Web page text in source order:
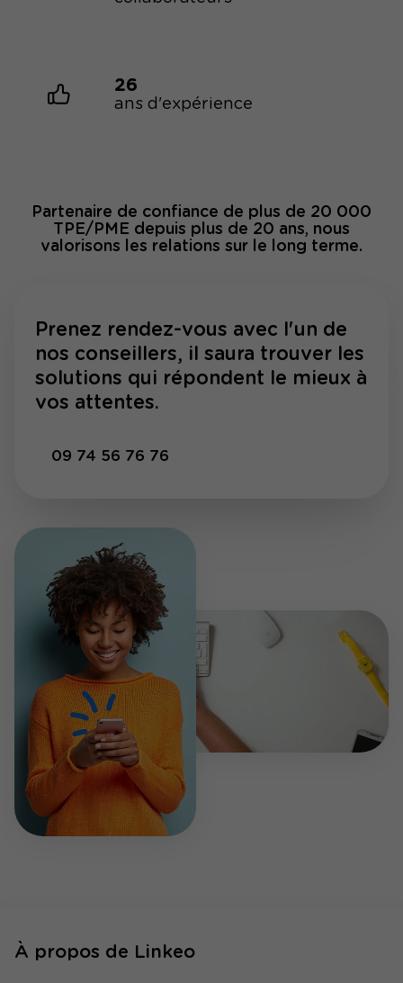
26
ans d'expérience
Partenaire de confiance de plus de 20 000
TPE/PME depuis plus de 20 ans, nous
valorisons les relations sur le long terme.
Prenez rendez-vous avec l'un de
nos conseillers, il saura trouver les
solutions qui répondent le mieux à
vos attentes.
09 74 56 76 76
À propos de Linkeo